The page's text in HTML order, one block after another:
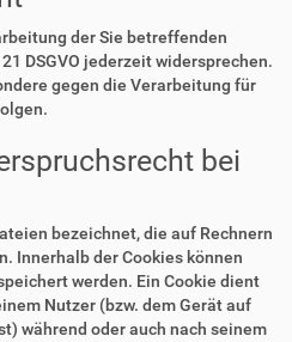
der Sie betreffenden
DSGVO jederzeit widersprechen.
gegen die Verarbeitung für
bei
bezeichnet, die auf Rechnern
Innerhalb der Cookies können
werden. Ein Cookie dient
Nutzer (bzw. dem Gerät auf
während oder auch nach seinem